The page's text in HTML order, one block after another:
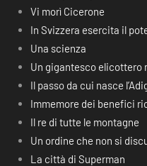
Vi morì Cicerone
In Svizzera esercita il
Una scienza
Un gigantesco elicottero
Il passo da cui nasce
Immemore dei benefici
Il re di tutte le montagne
Un ordine che non si
La città di Superman